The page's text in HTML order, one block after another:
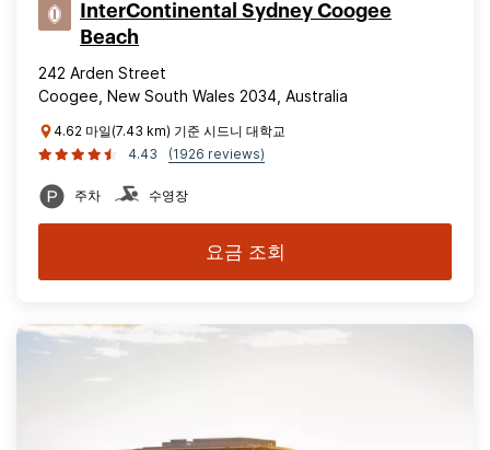
InterContinental Sydney Coogee
Beach
242 Arden Street
Coogee, New South Wales 2034, Australia
4.62 마일(7.43 km) 기준 시드니 대학교
4.43
(1926 reviews)
주차 수영장
요금 조회